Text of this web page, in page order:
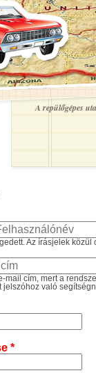
A repülőgépes
Az írásjelek
mail cím, mert a
való
*